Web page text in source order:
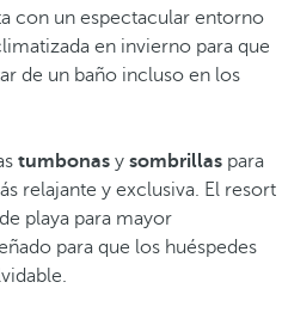
con un espectacular entorno
en invierno para que
de un baño incluso en los
tumbonas y sombrillas para
relajante y exclusiva. El resort
playa para mayor
para que los huéspedes